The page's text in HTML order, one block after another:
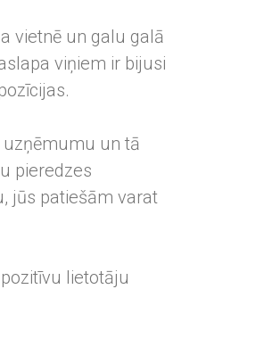
vietnē un galu galā
viņiem ir bijusi
uzņēmumu un tā
pieredzes
jūs patiešām varat
lietotāju